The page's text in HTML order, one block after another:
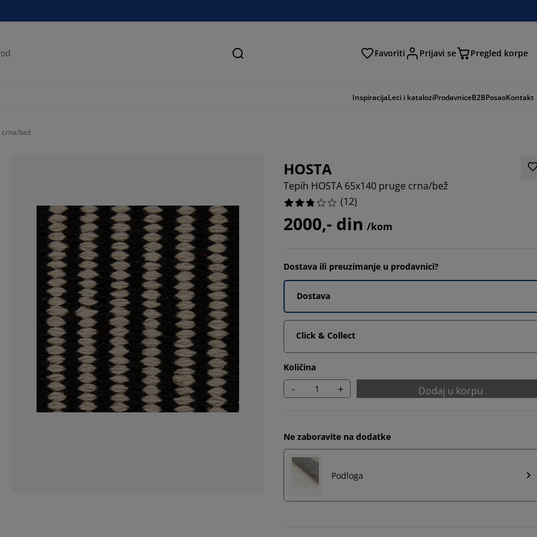
Pretraga Favoriti Prijavi se Pregled korpe
InspiracijaLeci i kataloziProdavniceB2BPosaoKontakt
crna/bež
HOSTA
Tepih HOSTA 65x140 pruge crna/bež
(12)
2000,- din /kom
Dostava ili preuzimanje u prodavnici?
Dostava
Click & Collect
Količina
- + Dodaj u korpu
Ne zaboravite na dodatke
Podloga
41.66666666666667%
8.333333333333332%